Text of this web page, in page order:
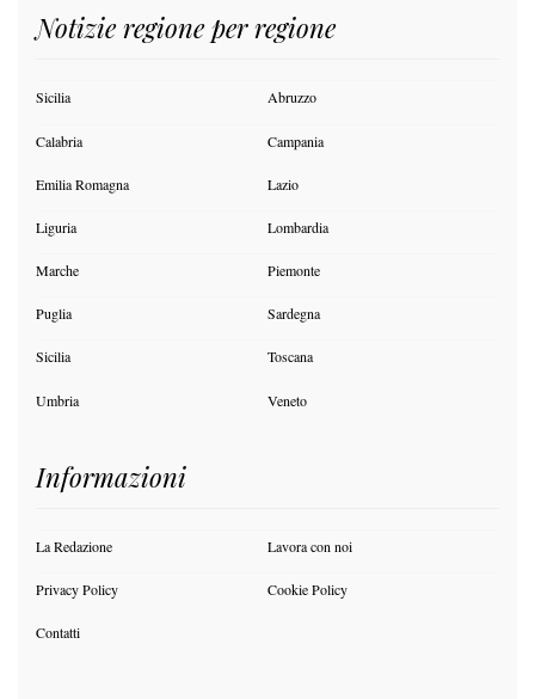
Notizie regione per regione
Sicilia Abruzzo
Calabria Campania
Emilia Romagna Lazio
Liguria Lombardia
Marche Piemonte
Puglia Sardegna
Sicilia Toscana
Umbria Veneto
Informazioni
La Redazione Lavora con noi
Privacy Policy Cookie Policy
Contatti